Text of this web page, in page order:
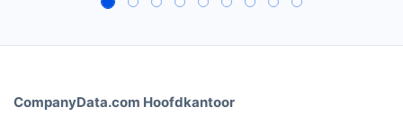
CompanyData.com Hoofdkantoor